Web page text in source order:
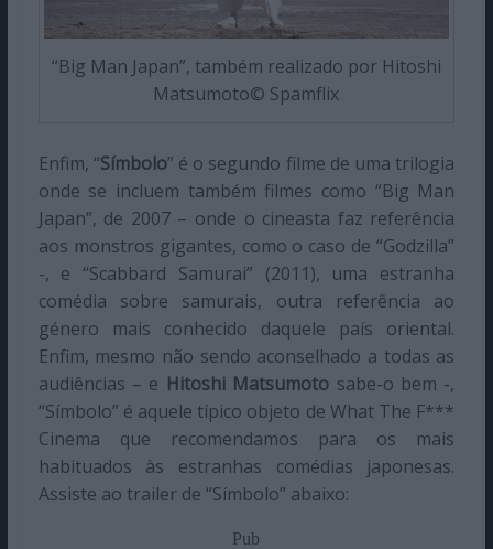
“Big Man Japan”, também realizado por Hitoshi
Matsumoto© Spamflix
Enfim, “Símbolo” é o segundo filme de uma trilogia
onde se incluem também filmes como “Big Man
Japan”, de 2007 – onde o cineasta faz referência
aos monstros gigantes, como o caso de “Godzilla”
-, e “Scabbard Samurai” (2011), uma estranha
comédia sobre samurais, outra referência ao
género mais conhecido daquele país oriental.
Enfim, mesmo não sendo aconselhado a todas as
audiências – e Hitoshi Matsumoto sabe-o bem -,
“Símbolo” é aquele típico objeto de What The F***
Cinema que recomendamos para os mais
habituados às estranhas comédias japonesas.
Assiste ao trailer de “Símbolo” abaixo:
Pub